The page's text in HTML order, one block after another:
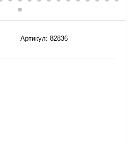
Артикул: 82836